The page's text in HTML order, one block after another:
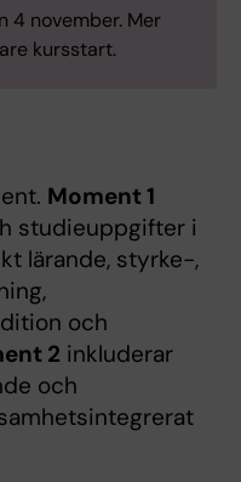
4 november. Mer
kursstart.
Moment 1
studieuppgifter i
lärande, styrke-,
och
2 inkluderar
och